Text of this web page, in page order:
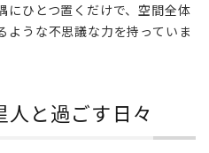
にひとつ置くだけで、空間全体
ような不思議な力を持っていま
人と過ごす日々